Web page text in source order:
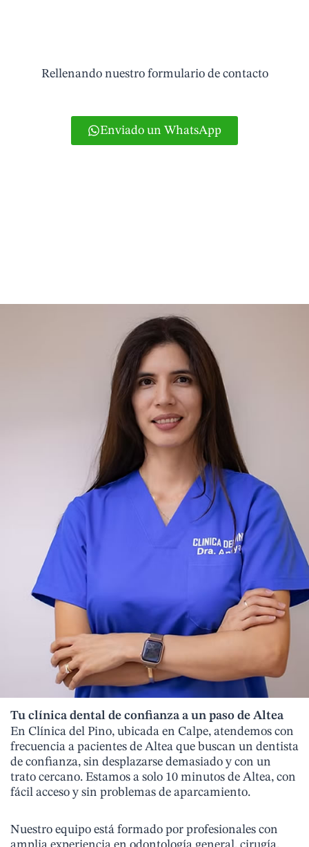
Rellenando nuestro formulario de contacto
Enviado un WhatsApp
Tu clínica dental de confianza a un paso de Altea
En Clínica del Pino, ubicada en Calpe, atendemos con
frecuencia a pacientes de Altea que buscan un dentista
de confianza, sin desplazarse demasiado y con un
trato cercano. Estamos a solo 10 minutos de Altea, con
fácil acceso y sin problemas de aparcamiento.
Nuestro equipo está formado por profesionales con